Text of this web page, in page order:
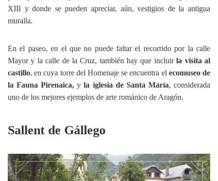
XIII y donde se pueden apreciar, aún, vestigios de la antigua
muralla.
En el paseo, en el que no puede faltar el recorrido por la calle
Mayor y la calle de la Cruz, también hay que incluirla visita al
castillo, en cuya torre del Homenaje se encuentra el ecomuseo de
la Fauna Pirenaica, yla iglesia de Santa María, considerada
uno de los mejores ejemplos de arte románico de Aragón.
Sallent de Gállego